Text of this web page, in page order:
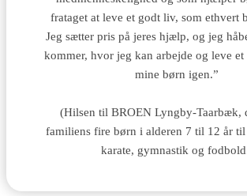
frataget at leve et godt liv, som ethvert
Jeg sætter pris på jeres hjælp, og jeg
kommer, hvor jeg kan arbejde og leve
mine børn igen.”
(Hilsen til BROEN Lyngby-Taarbæk,
familiens fire børn i alderen 7 til 12 år
karate, gymnastik og